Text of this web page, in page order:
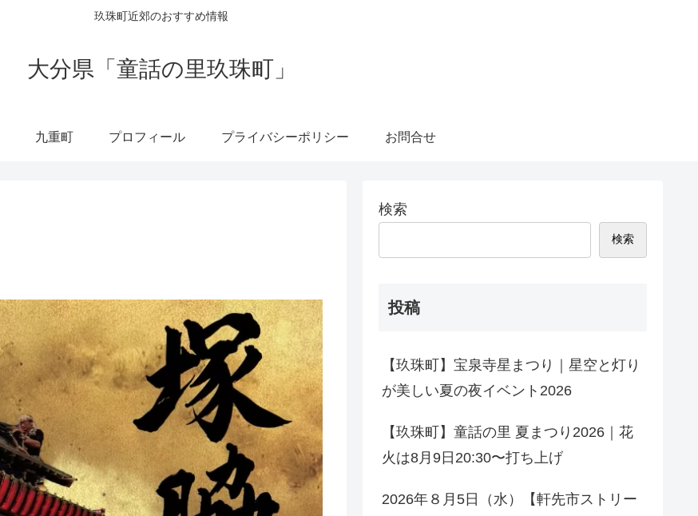
玖珠町近郊のおすすめ情報
大分県「童話の里玖珠町」
九重町 プロフィール プライバシーポリシー お問合せ
検索
検索
投稿
【玖珠町】宝泉寺星まつり｜星空と灯り
が美しい夏の夜イベント2026
【玖珠町】童話の里 夏まつり2026｜花
火は8月9日20:30〜打ち上げ
2026年８月5日（水）【軒先市ストリー